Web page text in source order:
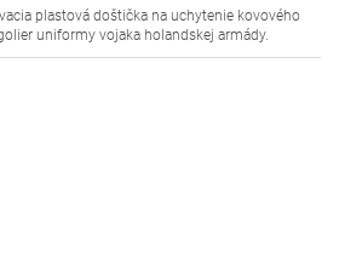
plastová doštička na uchytenie kovového
uniformy vojaka holandskej armády.